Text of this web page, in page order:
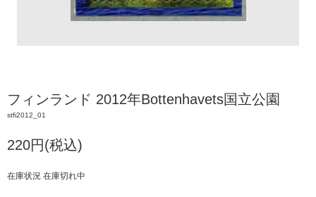
フィンランド 2012年Bottenhavets国立公園
stfi2012_01
220円(税込)
在庫状況 在庫切れ中